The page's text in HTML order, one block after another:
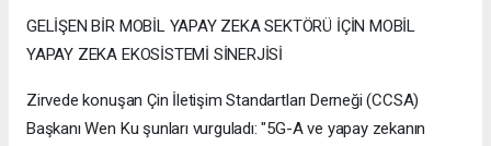
GELİŞEN BİR MOBİL YAPAY ZEKA SEKTÖRÜ İÇİN MOBİL
YAPAY ZEKA EKOSİSTEMİ SİNERJİSİ
Zirvede konuşan Çin İletişim Standartları Derneği (CCSA)
Başkanı Wen Ku şunları vurguladı: "5G-A ve yapay zekanın